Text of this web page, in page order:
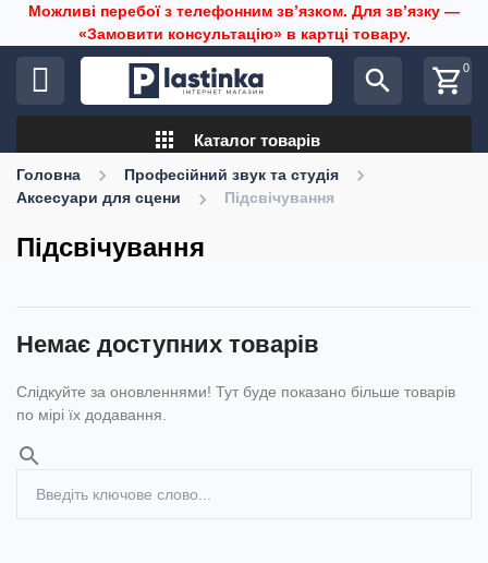
Можливі перебої з телефонним звʼязком. Для звʼязку —
«Замовити консультацію» в картці товару.
search shopping_cart0
apps Каталог товарів
Головна
Професійний звук та студія
Аксесуари для сцени
Підсвічування
Підсвічування
Немає доступних товарів
Слідкуйте за оновленнями! Тут буде показано більше товарів
по мірі їх додавання.
search